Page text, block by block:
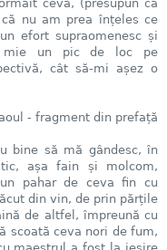
ceva, (presupun că
nu am prea înțeles ce
efort supraomenesc și
un pic de loc pe
cât să-mi așez o
- fragment din prefață
bine să mă gândesc, în
așa fain și molcom,
pahar de ceva fin cu
din vin, de prin părțile
de altfel, împreună cu
scoată ceva nori de fum,
maestrul a fost la ieșire